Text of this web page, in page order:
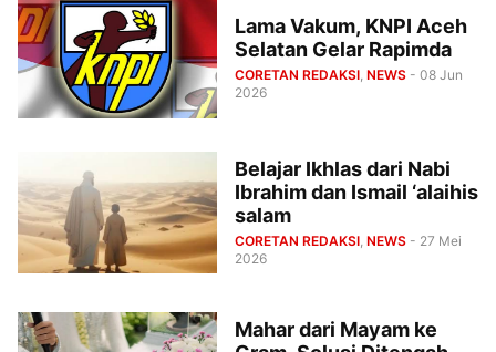
Lama Vakum, KNPI Aceh
Selatan Gelar Rapimda
CORETAN REDAKSI NEWS - 08 Jun
2026
Belajar Ikhlas dari Nabi
Ibrahim dan Ismail ‘alaihis
salam
CORETAN REDAKSI, NEWS - 27 Mei
2026
Mahar dari Mayam ke